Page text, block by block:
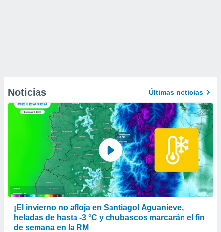
Noticias Últimas noticias
¡El invierno no afloja en Santiago! Aguanieve,
heladas de hasta -3 °C y chubascos marcarán el fin
de semana en la RM